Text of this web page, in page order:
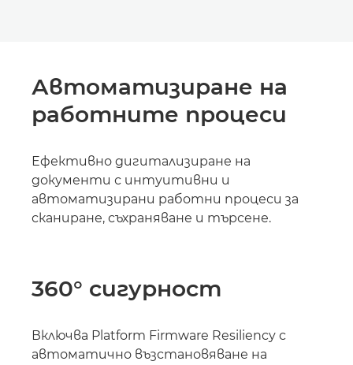
Автоматизиране на
работните процеси
Ефективно дигитализиране на
документи с интуитивни и
автоматизирани работни процеси за
сканиране, съхраняване и търсене.
360° сигурност
Включва Platform Firmware Resiliency с
автоматично възстановяване на